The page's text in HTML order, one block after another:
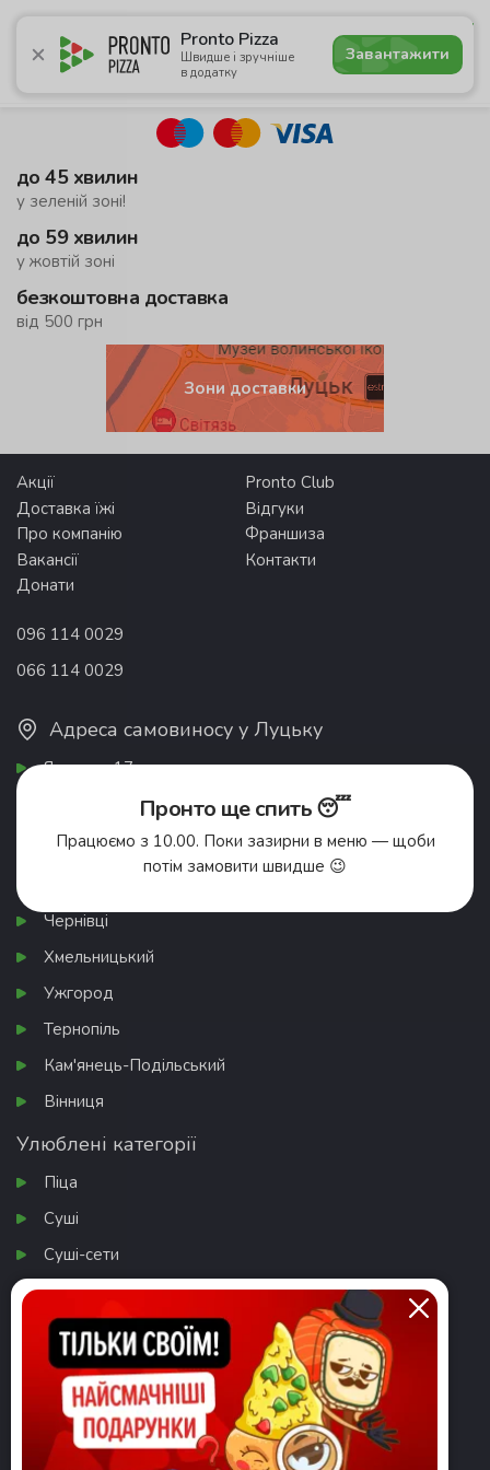
Pronto Pizza
Швидше і зручніше
в додатку
Завантажити
5.0
Акції Піца Суші Сети Бургери Комбо
до 45 хвилин
у зеленій зоні!
до 59 хвилин
у жовтій зоні
безкоштовна доставка
від 500 грн
Зони доставки
Акції
Pronto Club
Доставка їжі
Відгуки
Про компанію
Франшиза
Вакансії
Контакти
Донати
096 114 0029
066 114 0029
Адреса самовиносу у Луцьку
Яровиця 17
Список міст
Івано-Франківськ
Чернівці
Хмельницький
Ужгород
Тернопіль
Кам'янець-Подільський
Вінниця
Улюблені категорії
Піца
Суші
Суші-сети
Бургери
Салати
Завантажити додаток
Пронто ще спить 😴
Працюємо з 10.00. Поки зазирни в меню — щоби
потім замовити швидше 😉